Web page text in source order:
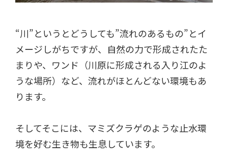
“川”というとどうしても”流れのあるもの”とイ
メージしがちですが、自然の力で形成されたた
まりや、ワンド（川原に形成される入り江のよ
うな場所）など、流れがほとんどない環境もあ
ります。
そしてそこには、マミズクラゲのような止水環
境を好む生き物も生息しています。